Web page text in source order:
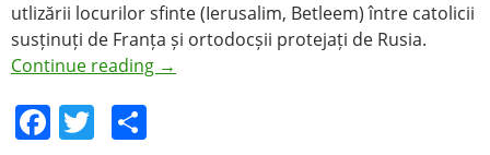
utlizării locurilor sfinte (Ierusalim, Betleem) între catolicii
susținuți de Franța și ortodocșii protejați de Rusia.
Continue reading →
F T